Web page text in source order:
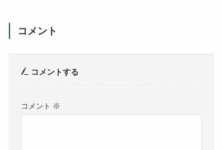
コメント
コメントする
コメント ※